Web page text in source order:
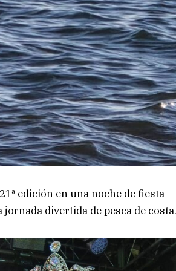
edición en una noche de fiesta
divertida de pesca de